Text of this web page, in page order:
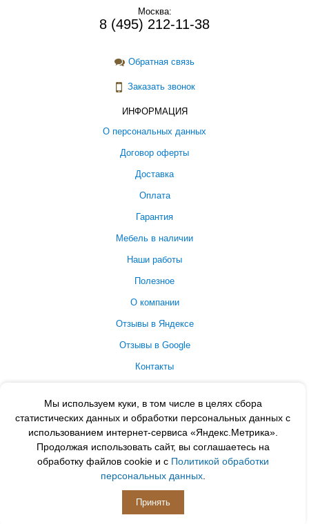
Мы используем куки, в том числе в целях сбора
статистических данных и обработки персональных данных с
использованием интернет-сервиса «Яндекс.Метрика».
Продолжая использовать сайт, вы соглашаетесь на
обработку файлов cookie и с Политикой обработки
персональных данных.
Принять
Москва:
8 (495) 212-11-38
Обратная связь
Заказать звонок
ИНФОРМАЦИЯ
О персональных данных
Договор оферты
Доставка
Оплата
Гарантия
Мебель в наличии
Наши работы
Полезное
О компании
Отзывы в Яндексе
Отзывы в Google
Контакты